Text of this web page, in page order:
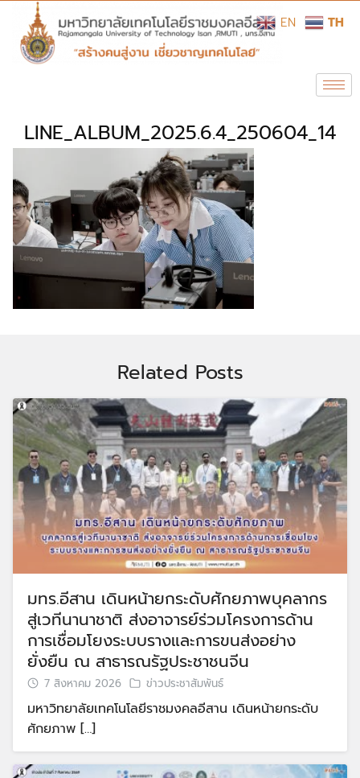
LINE_ALBUM_2025.6.4_250604_14
Related Posts
มทร.อีสาน เดินหน้ายกระดับศักยภาพบุคลากร
สู่เวทีนานาชาติ ส่งอาจารย์ร่วมโครงการด้าน
การเชื่อมโยงระบบรางและการขนส่งอย่าง
ยั่งยืน ณ สาธารณรัฐประชาชนจีน
7 สิงหาคม 2026 ข่าวประชาสัมพันธ์
มหาวิทยาลัยเทคโนโลยีราชมงคลอีสาน เดินหน้ายกระดับ
ศักยภาพ […]
EN TH